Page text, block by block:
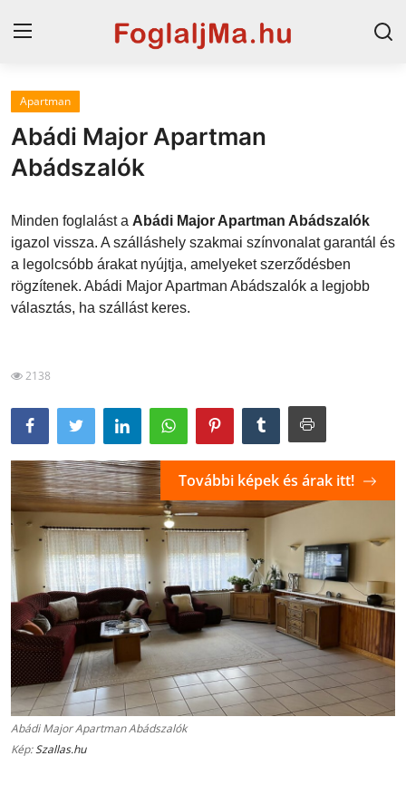
Magyarország
Horvát tengerpart
Szállások a Balatonon
Szállások Hajdúszoboszlón
Blog
Apartman
Abádi Major Apartman
Abádszalók
Minden foglalást a Abádi Major Apartman Abádszalók
igazol vissza. A szálláshely szakmai színvonalat garantál és
a legolcsóbb árakat nyújtja, amelyeket szerződésben
rögzítenek. Abádi Major Apartman Abádszalók a legjobb
választás, ha szállást keres.
2138
Abádi Major Apartman Abádszalók
Kép:Szallas.hu
További képek és árak itt!